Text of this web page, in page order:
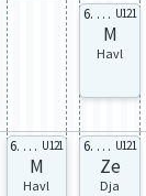
6. celá U121
M
Havl
6. celá U121
M
Havl
6. celá U121
Ze
Dja